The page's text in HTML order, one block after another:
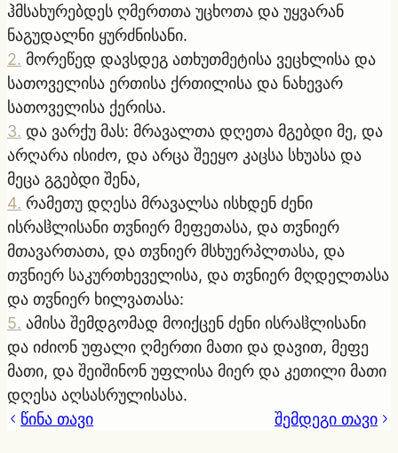
ჰმსახურებდეს ღმერთთა უცხოთა და უყვარან
ნაგუდალნი ყურძნისანი.
2. მორეწედ დავსდეგ ათხუთმეტისა ვეცხლისა და
სათოველისა ერთისა ქრთილისა და ნახევარ
სათოველისა ქერისა.
3. და ვარქუ მას: მრავალთა დღეთა მგებდი მე, და
არღარა ისიძო, და არცა შეეყო კაცსა სხუასა და
მეცა გგებდი შენა,
4. რამეთუ დღესა მრავალსა ისხდენ ძენი
ისრაჱლისანი თჳნიერ მეფეთასა, და თჳნიერ
მთავართათა, და თჳნიერ მსხუერპლთასა, და
თჳნიერ საკურთხეველისა, და თჳნიერ მღდელთასა
და თჳნიერ ხილვათასა:
5. ამისა შემდგომად მოიქცენ ძენი ისრაჱლისანი
და იძიონ უფალი ღმერთი მათი და დავით, მეფე
მათი, და შეიშინონ უფლისა მიერ და კეთილი მათი
დღესა აღსასრულისასა.
წინა თავი
შემდეგი თავი